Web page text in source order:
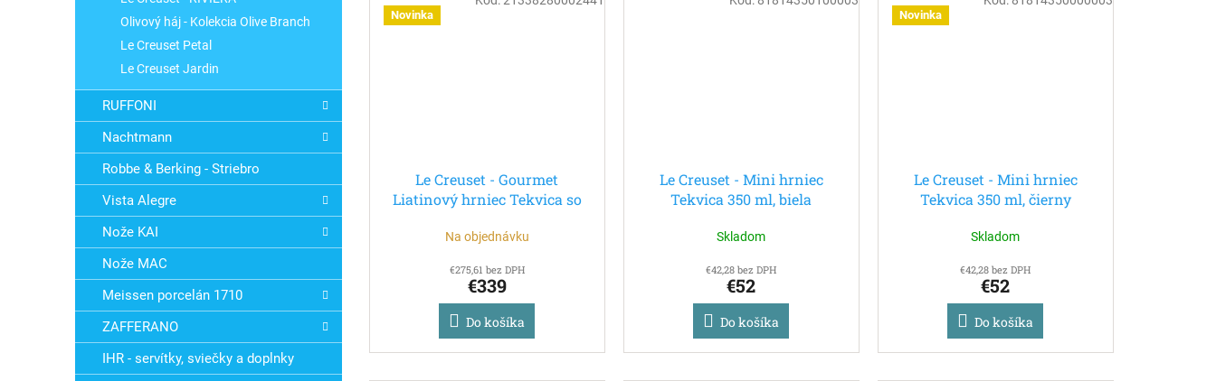
Olivový háj - Kolekcia Olive Branch
Le Creuset Petal
Le Creuset Jardin
RUFFONI
Nachtmann
Robbe & Berking - Striebro
Vista Alegre
Nože KAI
Nože MAC
Meissen porcelán 1710
ZAFFERANO
IHR - servítky, sviečky a doplnky
Novinka
Le Creuset - Gourmet
Liatinový hrniec Tekvica so
čierny
Na objednávku
€275,61 bez DPH
€339
Do košíka
Le Creuset - Mini hrniec
Tekvica 350 ml, biela
Skladom
€42,28 bez DPH
€52
Do košíka
Novinka
Le Creuset - Mini hrniec
Tekvica 350 ml, čierny
Skladom
€42,28 bez DPH
€52
Do košíka